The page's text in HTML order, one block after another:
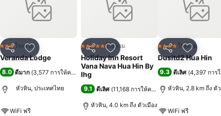
แชร์ เพิ่มในรายการโปรด
3 ดาวโรงแรม
Veranda Lodge
8.0 ดีมาก (3,577 การให้คะแนน)
หัวหิน, ประเทศไทย
WiFi ฟรี
แชร์ เพิ่มในรายการโปรด
5 ดาว โรงแรม
Holiday Inn Resort
Vana Nava Hua Hin By
Ihg
9.1 ดีเลิศ (11,168 การให้คะแนน )
หัวหิน, 4.0 km ถึง ตัวเมือง
แชร์ เพิ่มในรา
4 ดาว โรงแรม
Dusitd2 Hua Hin
9.3 ดีเลิศ (4,397 การ
หัวหิน, 2.8 km ถึง ตั
WiFi ฟรี